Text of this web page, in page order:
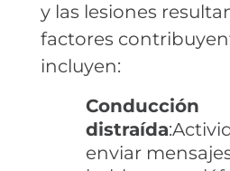
y las lesiones
factores
incluyen:
Conducción
distraída
enviar